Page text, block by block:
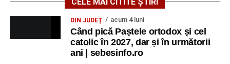
DIN JUDEȚ acum 4 luni
Când pică Paștele ortodox și cel
catolic în 2027, dar și în următorii
ani | sebesinfo.ro